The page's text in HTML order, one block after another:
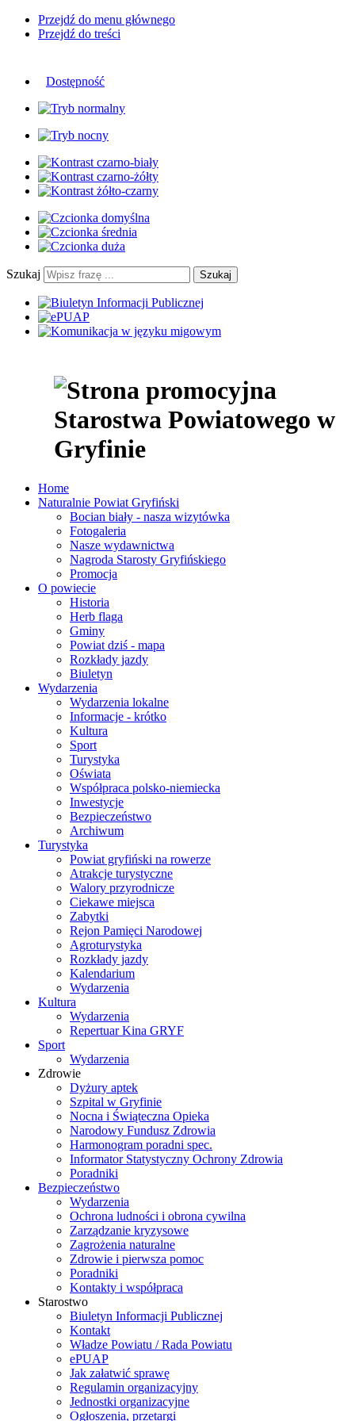
Przejdź do menu głównego
Przejdź do treści
Dostępność
Szukaj Szukaj
Home
Naturalnie Powiat Gryfiński
Bocian biały - nasza wizytówka
Fotogaleria
Nasze wydawnictwa
Nagroda Starosty Gryfińskiego
Promocja
O powiecie
Historia
Herb flaga
Gminy
Powiat dziś - mapa
Rozkłady jazdy
Biuletyn
Wydarzenia
Wydarzenia lokalne
Informacje - krótko
Kultura
Sport
Turystyka
Oświata
Współpraca polsko-niemiecka
Inwestycje
Bezpieczeństwo
Archiwum
Turystyka
Powiat gryfiński na rowerze
Atrakcje turystyczne
Walory przyrodnicze
Ciekawe miejsca
Zabytki
Rejon Pamięci Narodowej
Agroturystyka
Rozkłady jazdy
Kalendarium
Wydarzenia
Kultura
Wydarzenia
Repertuar Kina GRYF
Sport
Wydarzenia
Zdrowie
Dyżury aptek
Szpital w Gryfinie
Nocna i Świąteczna Opieka
Narodowy Fundusz Zdrowia
Harmonogram poradni spec.
Informator Statystyczny Ochrony Zdrowia
Poradniki
Bezpieczeństwo
Wydarzenia
Ochrona ludności i obrona cywilna
Zarządzanie kryzysowe
Zagrożenia naturalne
Zdrowie i pierwsza pomoc
Poradniki
Kontakty i współpraca
Starostwo
Biuletyn Informacji Publicznej
Kontakt
Władze Powiatu / Rada Powiatu
ePUAP
Jak załatwić sprawę
Regulamin organizacyjny
Jednostki organizacyjne
Ogłoszenia, przetargi